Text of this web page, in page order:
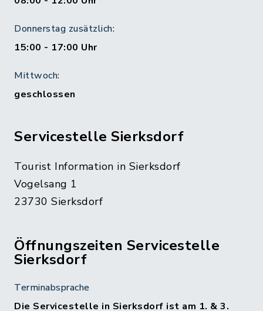
Donnerstag zusätzlich:
15:00 - 17:00 Uhr
Mittwoch:
geschlossen
Servicestelle Sierksdorf
Tourist Information in Sierksdorf
Vogelsang 1
23730 Sierksdorf
Öffnungszeiten Servicestelle
Sierksdorf
Terminabsprache
Die Servicestelle in Sierksdorf ist am 1. & 3.